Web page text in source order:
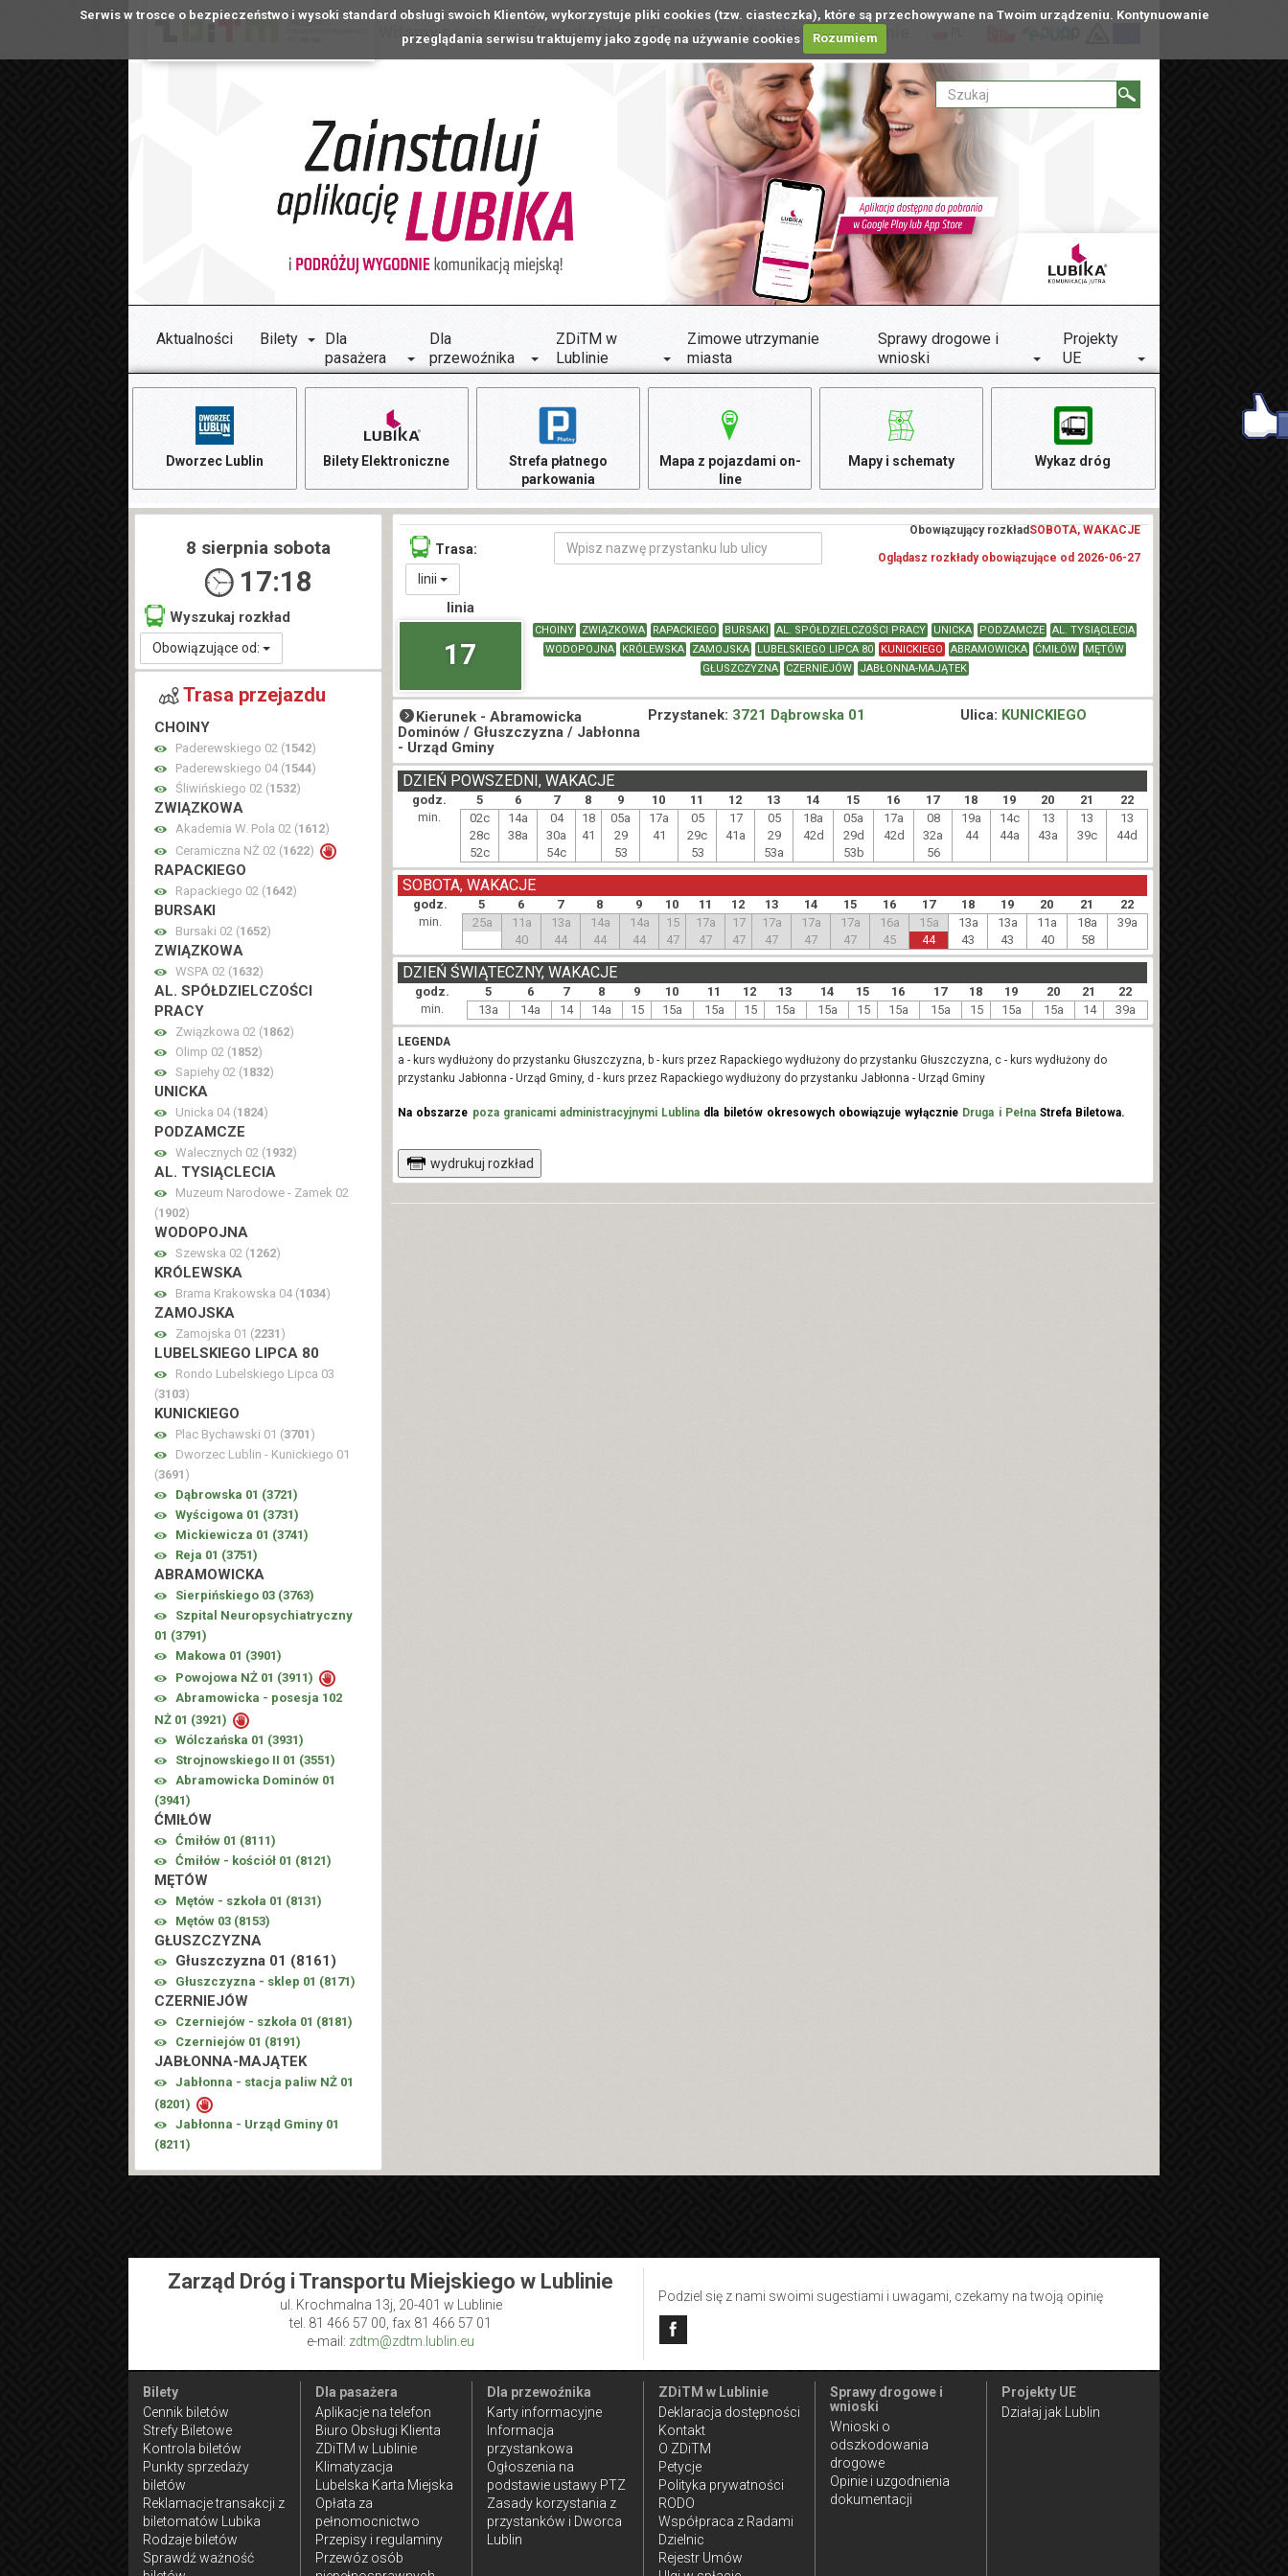
Serwis w trosce o bezpieczeństwo i wysoki standard obsługi swoich Klientów, wykorzystuje pliki cookies (tzw. ciasteczka), które są przechowywane na Twoim urządzeniu. Kontynuowanie
przeglądania serwisu traktujemy jako zgodę na używanie cookies
Rozumiem
Witamy na stronie Zarządu Dróg i Transportu Miejskiego w Lublinie
Aktualności Bilety
Dla
pasażera
Dla
przewoźnika
ZDiTM w
Lublinie
Zimowe utrzymanie
miasta
Sprawy drogowe i
wnioski
Projekty
UE
Dworzec Lublin Bilety Elektroniczne
Strefa płatnego
parkowania
Mapa z pojazdami on-
line
Mapy i schematy Wykaz dróg
Trasa:
linii
Obowiązujący rozkład SOBOTA, WAKACJE
Oglądasz rozkłady obowiązujące od 2026-06-27
linia
17
CHOINY ZWIĄZKOWA RAPACKIEGO BURSAKI AL. SPÓŁDZIELCZOŚCI PRACY UNICKA PODZAMCZE
AL. TYSIĄCLECIA
WODOPOJNA
KRÓLEWSKA ZAMOJSKA LUBELSKIEGO LIPCA 80 KUNICKIEGO ABRAMOWICKA ĆMIŁÓW
MĘTÓW
GŁUSZCZYZNA
CZERNIEJÓW JABŁONNA-MAJĄTEK
Kierunek -Abramowicka
Dominów / Głuszczyzna / Jabłonna
- Urząd Gminy
Przystanek: 3721 Dąbrowska 01 Ulica: KUNICKIEGO
godz. 5 6 7 8 9 10 11 12 13 14 15 16 17 18 19 20 21 22
DZIEŃ POWSZEDNI, WAKACJE
min.
02c
28c
52c
14a
38a
04
30a
54c
18
41
05a
29
53
17a
41
05
29c
53
17
41a
05
29
53a
18a
42d
05a
29d
53b
17a
42d
08
32a
56
19a
44
14c
44a
13
43a
13
39c
13
44d
godz. 5 6 7 8 9 10 11 12 13 14 15 16 17 18 19 20 21 22
SOBOTA, WAKACJE
min. 25a
11a
40
13a
44
14a
44
14a
44
15
47
17a
47
17
47
17a
47
17a
47
17a
47
16a
45
15a
44
13a
43
13a
43
11a
40
18a
58
39a
godz. 5 6 7 8 9 10 11 12 13 14 15 16 17 18 19 20 21 22
DZIEŃ ŚWIĄTECZNY, WAKACJE
min. 13a 14a 14 14a 15 15a 15a 15 15a 15a 15 15a 15a 15 15a 15a 14 39a
LEGENDA
a - kurs wydłużony do przystanku Głuszczyzna, b - kurs przez Rapackiego wydłużony do przystanku Głuszczyzna, c - kurs wydłużony do
przystanku Jabłonna - Urząd Gminy, d - kurs przez Rapackiego wydłużony do przystanku Jabłonna - Urząd Gminy
Na obszarze poza granicami administracyjnymi Lublina dla biletów okresowych obowiązuje wyłącznie Druga i PełnaStrefa Biletowa.
wydrukuj rozkład
8 sierpnia sobota
17:18
Wyszukaj rozkład
Obowiązujące od:
Trasa przejazdu
CHOINY
Paderewskiego 02 (1542)
Paderewskiego 04 (1544)
Śliwińskiego 02 (1532)
ZWIĄZKOWA
Akademia W. Pola 02 (1612)
Ceramiczna NŻ 02 (1622)
RAPACKIEGO
Rapackiego 02 (1642)
BURSAKI
Bursaki 02 (1652)
ZWIĄZKOWA
WSPA 02 (1632)
AL. SPÓŁDZIELCZOŚCI
PRACY
Związkowa 02 (1862)
Olimp 02 (1852)
Sapiehy 02 (1832)
UNICKA
Unicka 04 (1824)
PODZAMCZE
Walecznych 02 (1932)
AL. TYSIĄCLECIA
Muzeum Narodowe - Zamek 02
(1902)
WODOPOJNA
Szewska 02 (1262)
KRÓLEWSKA
Brama Krakowska 04 (1034)
ZAMOJSKA
Zamojska 01 (2231 )
LUBELSKIEGO LIPCA 80
Rondo Lubelskiego Lipca 03
(3103)
KUNICKIEGO
Plac Bychawski 01 (3701 )
Dworzec Lublin - Kunickiego 01
(3691 )
Dąbrowska 01 (3721)
Wyścigowa 01 (3731)
Mickiewicza 01 (3741)
Reja 01 (3751)
ABRAMOWICKA
Sierpińskiego 03 (3763)
Szpital Neuropsychiatryczny
01 (3791)
Makowa 01 (3901)
Powojowa NŻ 01 (3911)
Abramowicka - posesja 102
NŻ 01 (3921)
Wólczańska 01 (3931)
Strojnowskiego II 01 (3551)
Abramowicka Dominów 01
(3941)
ĆMIŁÓW
Ćmiłów 01 (8111)
Ćmiłów - kościół 01 (8121)
MĘTÓW
Mętów - szkoła 01 (8131)
Mętów 03 (8153)
GŁUSZCZYZNA
Głuszczyzna 01 (8161 )
Głuszczyzna - sklep 01 (8171)
CZERNIEJÓW
Czerniejów - szkoła 01 (8181)
Czerniejów 01 (8191)
JABŁONNA-MAJĄTEK
Jabłonna - stacja paliw NŻ 01
(8201)
Jabłonna - Urząd Gminy 01
(8211)
Zarząd Dróg i Transportu Miejskiego w Lublinie
ul. Krochmalna 13j, 20-401 w Lublinie
tel. 81 466 57 00, fax 81 466 57 01
e-mail: zdtm@zdtm.lublin.eu
Podziel się z nami swoimi sugestiami i uwagami, czekamy na twoją opinię
Bilety
Cennik biletów
Strefy Biletowe
Kontrola biletów
Punkty sprzedaży
biletów
Reklamacje transakcji z
biletomatów Lubika
Rodzaje biletów
Sprawdź ważność
Dla pasażera
Aplikacje na telefon
Biuro Obsługi Klienta
ZDiTM w Lublinie
Klimatyzacja
Lubelska Karta Miejska
Opłata za
pełnomocnictwo
Przepisy i regulaminy
Przewóz osób
Dla przewoźnika
Karty informacyjne
Informacja
przystankowa
Ogłoszenia na
podstawie ustawy PTZ
Zasady korzystania z
przystanków i Dworca
Lublin
ZDiTM w Lublinie
Deklaracja dostępności
Kontakt
O ZDiTM
Petycje
Polityka prywatności
RODO
Współpraca z Radami
Dzielnic
Rejestr Umów
Sprawy drogowe i
wnioski
Wnioski o
odszkodowania
drogowe
Opinie i uzgodnienia
dokumentacji
Projekty UE
Działaj jak Lublin